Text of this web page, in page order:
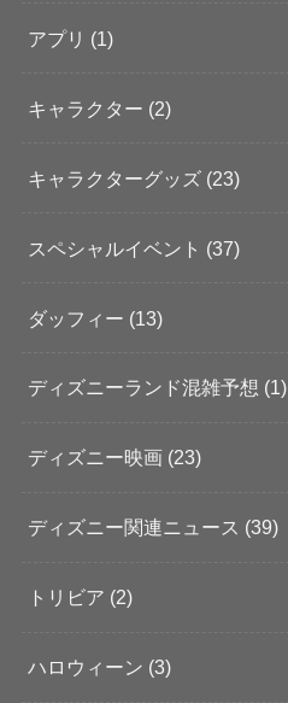
アプリ (1)
キャラクター (2)
キャラクターグッズ (23)
スペシャルイベント (37)
ダッフィー (13)
ディズニーランド混雑予想 (1)
ディズニー映画 (23)
ディズニー関連ニュース (39)
トリビア (2)
ハロウィーン (3)